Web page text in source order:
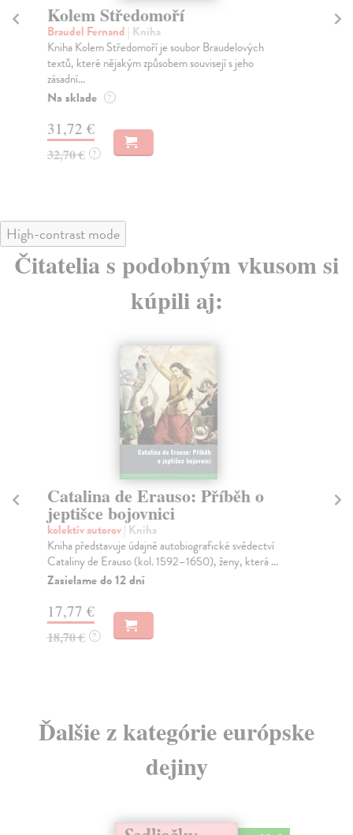
Kolem Středomoří
Braudel Fernand | Kniha
Kniha Kolem Středomoří je soubor Braudelových
textů, které nějakým způsobem souvisejí s jeho
zásadní...
Na sklade ?
31,72 €
32,70 € ?
High-contrast mode
Čitatelia s podobným vkusom si
kúpili aj:
Catalina de Erauso: Příběh o
jeptišce bojovnici
kolektív autorov| Kniha
Kniha představuje údajně autobiografické svědectví
Cataliny de Erauso (kol. 1592–1650), ženy, která ...
Zasielame do 12 dní
17,77 €
18,70 € ?
Ďalšie z kategórie európske
dejiny